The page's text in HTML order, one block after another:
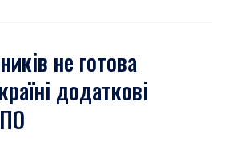
не готова
додаткові